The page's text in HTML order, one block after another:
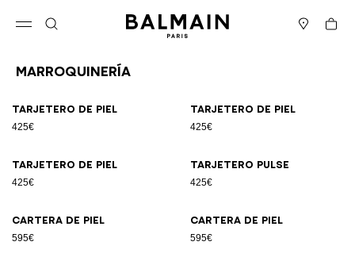
Cesta
Marroquinería
Tarjetero de piel
425€
Tarjetero de piel
425€
Tarjetero de piel
425€
Tarjetero Pulse
425€
Cartera de piel
595€
Cartera de piel
595€